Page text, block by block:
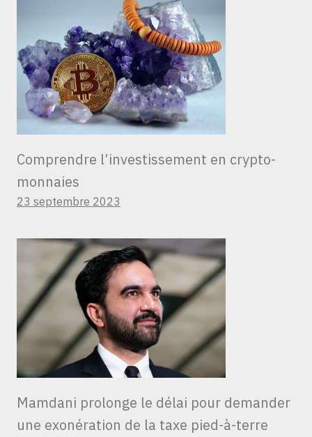
Comprendre l’investissement en crypto-
monnaies
23 septembre 2023
Mamdani prolonge le délai pour demander
une exonération de la taxe pied-à-terre